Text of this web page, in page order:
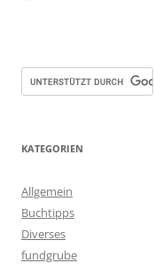
KATEGORIEN
Allgemein
Buchtipps
Diverses
fundgrube